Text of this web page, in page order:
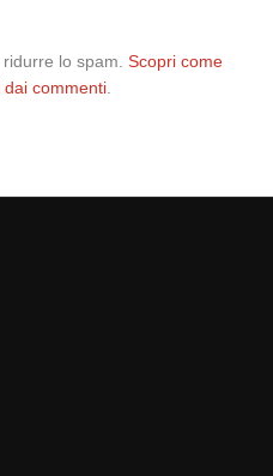
ridurre lo spam.Scopri come
commenti